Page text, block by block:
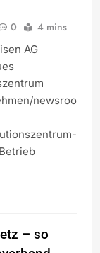
0 4 mins
AG
newsroom-
– so